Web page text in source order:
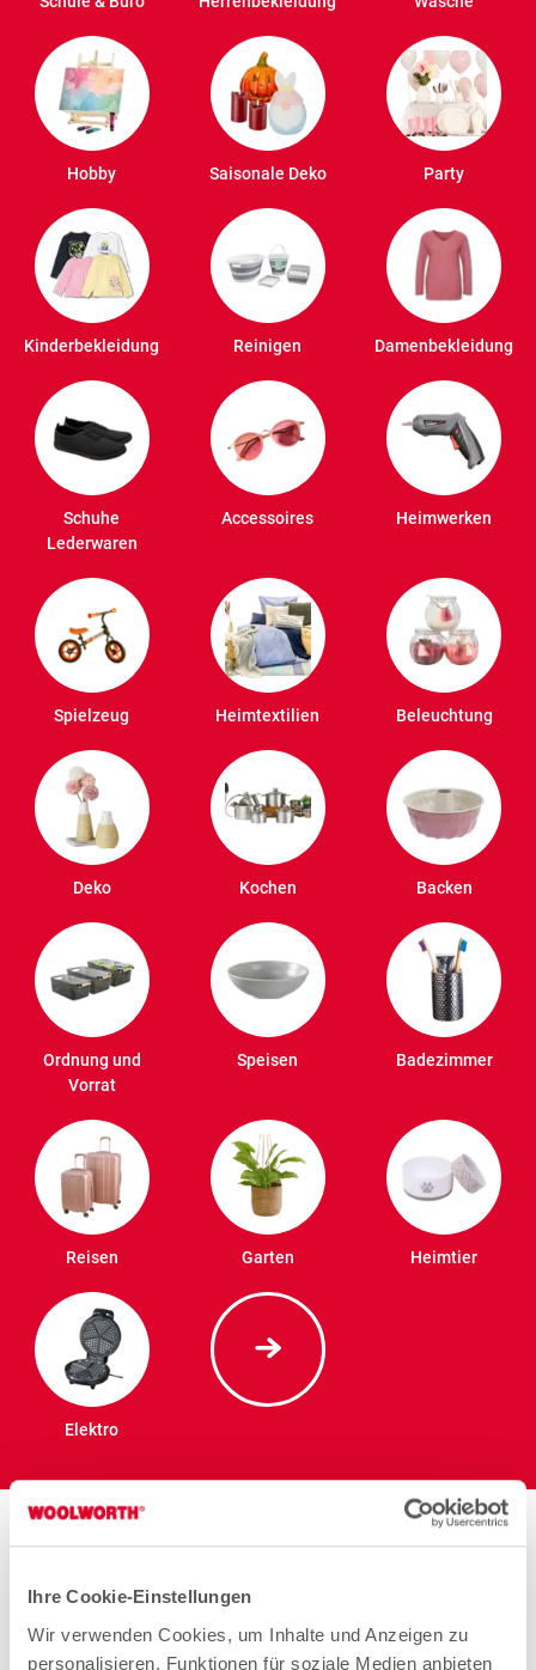
Ihre Cookie-Einstellungen
Wir verwenden Cookies, um Inhalte und Anzeigen zu
personalisieren, Funktionen für soziale Medien anbieten
Hobby Saisonale Deko Party
Kinderbekleidung Reinigen Damenbekleidung
Schuhe
Lederwaren
Accessoires Heimwerken
Spielzeug Heimtextilien Beleuchtung
Deko Kochen Backen
Ordnung und
Vorrat
Speisen Badezimmer
Reisen Garten Heimtier
Elektro
Stores in der Nähe von